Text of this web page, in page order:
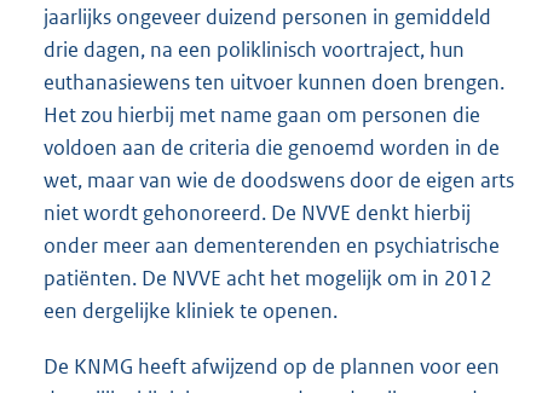
jaarlijks ongeveer duizend personen in gemiddeld
drie dagen, na een poliklinisch voortraject, hun
euthanasiewens ten uitvoer kunnen doen brengen.
Het zou hierbij met name gaan om personen die
voldoen aan de criteria die genoemd worden in de
wet, maar van wie de doodswens door de eigen arts
niet wordt gehonoreerd. De NVVE denkt hierbij
onder meer aan dementerenden en psychiatrische
patiënten. De NVVE acht het mogelijk om in 2012
een dergelijke kliniek te openen.
De KNMG heeft afwijzend op de plannen voor een